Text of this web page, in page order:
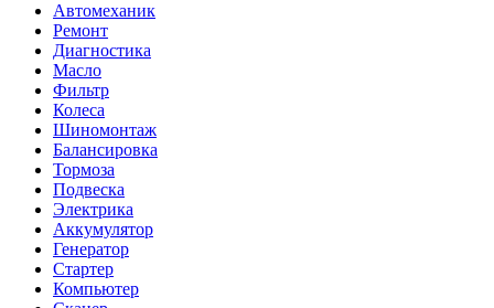
Автомеханик
Ремонт
Диагностика
Масло
Фильтр
Колеса
Шиномонтаж
Балансировка
Тормоза
Подвеска
Электрика
Аккумулятор
Генератор
Стартер
Компьютер